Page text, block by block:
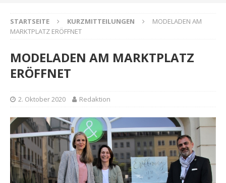
STARTSEITE KURZMITTEILUNGEN
MODELADEN AM
MARKTPLATZ ERÖFFNET
MODELADEN AM MARKTPLATZ
ERÖFFNET
2. Oktober 2020 Redaktion